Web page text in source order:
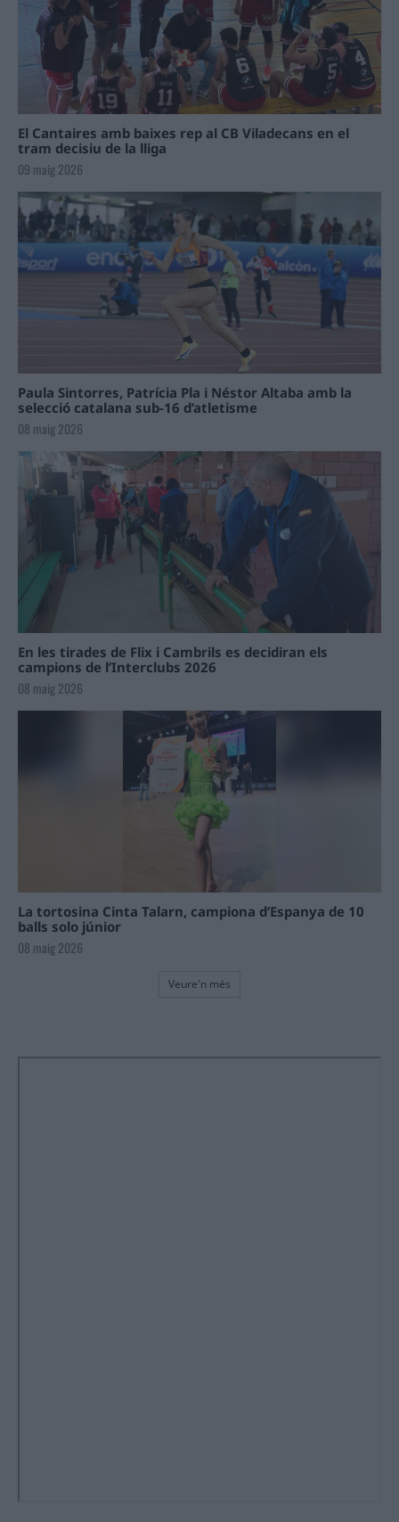
El Cantaires amb baixes rep al CB Viladecans en el
tram decisiu de la lliga
09 maig 2026
Paula Sintorres, Patrícia Pla i Néstor Altaba amb la
selecció catalana sub-16 d’atletisme
08 maig 2026
En les tirades de Flix i Cambrils es decidiran els
campions de l’Interclubs 2026
08 maig 2026
La tortosina Cinta Talarn, campiona d’Espanya de 10
balls solo júnior
08 maig 2026
Veure'n més